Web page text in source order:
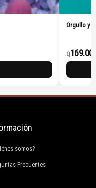
Orgullo y
Q169.00
somos?
Frecuentes